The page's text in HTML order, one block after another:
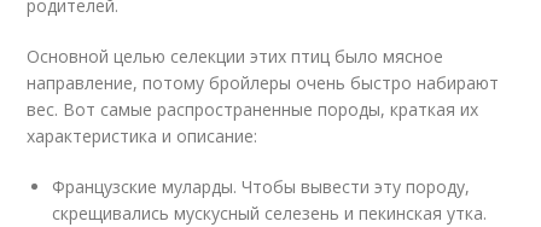
родителей.
Основной целью селекции этих птиц было мясное
направление, потому бройлеры очень быстро набирают
вес. Вот самые распространенные породы, краткая их
характеристика и описание:
Французские муларды. Чтобы вывести эту породу,
скрещивались мускусный селезень и пекинская утка.